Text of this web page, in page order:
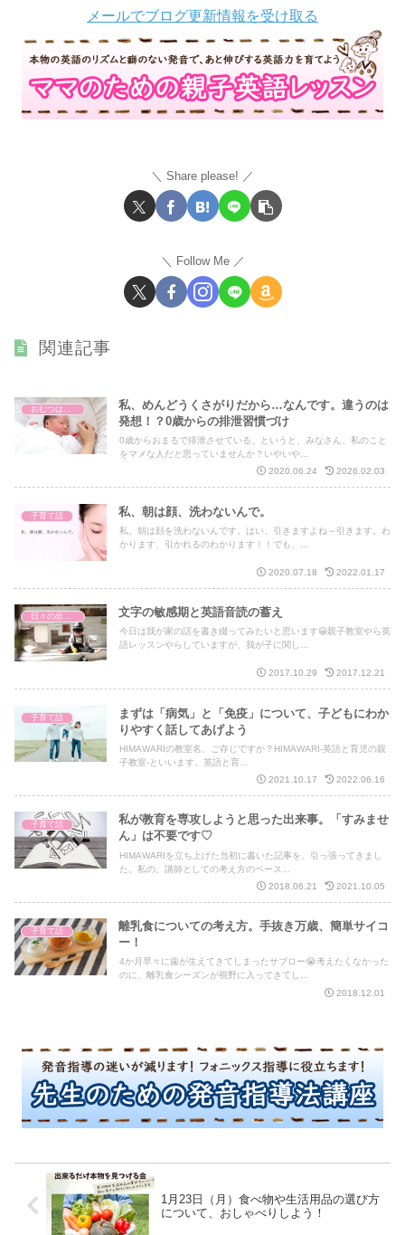
メールでブログ更新情報を受け取る
Share please!
Follow Me
関連記事
おむつはずし講習
私、めんどうくさがりだから…なんです。違うのは
発想！？0歳からの排泄習慣づけ
0歳からおまるで排泄させている、というと、みなさん、私のこと
をマメな人だと思っていませんか？いやいや...
2020.06.24
2026.02.03
子育て話 私、朝は顔、洗わないんで。
私、朝は顔を洗わないんです。はい、引きますよね～引きます。わ
かります、引かれるのわかります！！でも、...
2020.07.18 2022.01.17
日々の出来事 文字の敏感期と英語音読の蓄え
今日は我が家の話を書き綴ってみたいと思います😀親子教室やら英
語レッスンやらしていますが、我が子に関し...
2017.10.29 2017.12.21
子育て話
まずは「病気」と「免疫」について、子どもにわか
りやすく話してあげよう
HIMAWARIの教室名、ご存じですか？HIMAWARI-英語と育児の親
子教室-といいます。英語と育...
2021.10.17
2022.06.16
子育て話
私が教育を専攻しようと思った出来事。「すみませ
ん」は不要です♡
HIMAWARIを立ち上げた当初に書いた記事を、引っ張ってきまし
た。私の、講師としての考え方のベース...
2018.06.21
2021.10.05
子育て話
離乳食についての考え方。手抜き万歳、簡単サイコ
ー！
4か月早々に歯が生えてきてしまったサブロー😭考えたくなかった
のに、離乳食シーズンが視野に入ってきてし...
2018.12.01
1月23日（月）食べ物や生活用品の選び方
について、おしゃべりしよう！